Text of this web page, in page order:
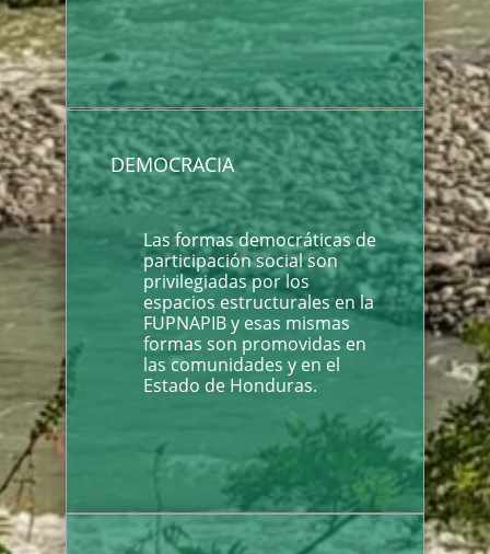
DEMOCRACIA
Las formas democráticas de
participación social son
privilegiadas por los
espacios estructurales en la
FUPNAPIB y esas mismas
formas son promovidas en
las comunidades y en el
Estado de Honduras.